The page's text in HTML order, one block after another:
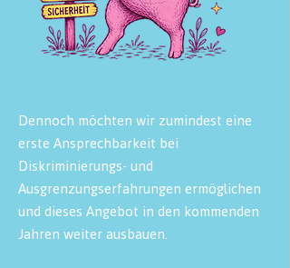
Dennoch möchten wir zumindest eine
erste Ansprechbarkeit bei
Diskriminierungs- und
Ausgrenzungserfahrungen ermöglichen
und dieses Angebot in den kommenden
Jahren weiter ausbauen.